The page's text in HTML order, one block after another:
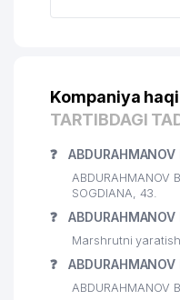
Kompaniya
TARTIBDAGI
❓
ABDURAHMANOV
SOGDIANA, 43.
❓
Marshrutni
❓
ABDURAHMANOV